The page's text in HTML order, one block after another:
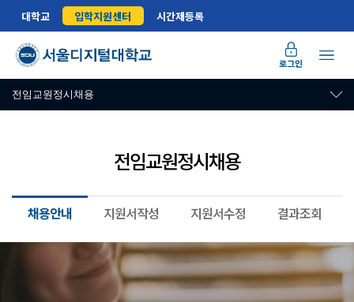
대학교 입학지원센터 시간제등록
로그인
전임교원정시채용
전임교원정시채용
채용안내 지원서작성 지원서수정 결과조회
전임교원 공개채용 공고 상세 안내